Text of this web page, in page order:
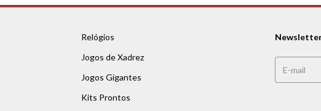
Relógios
Jogos de Xadrez
Jogos Gigantes
Kits Prontos